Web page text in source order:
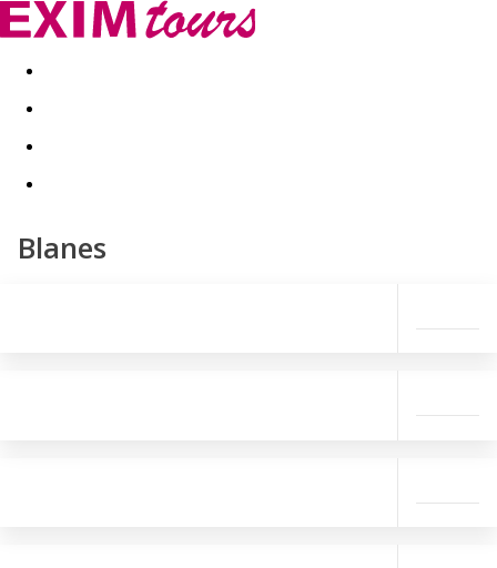
Akční nabídky Last minute
Blanes